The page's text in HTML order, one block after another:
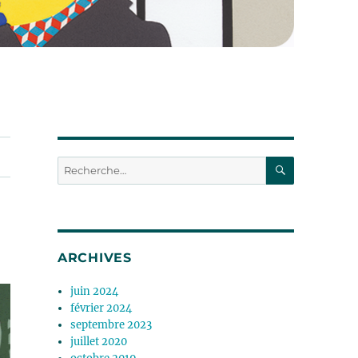
Recherche
pour :
ARCHIVES
juin 2024
février 2024
septembre 2023
juillet 2020